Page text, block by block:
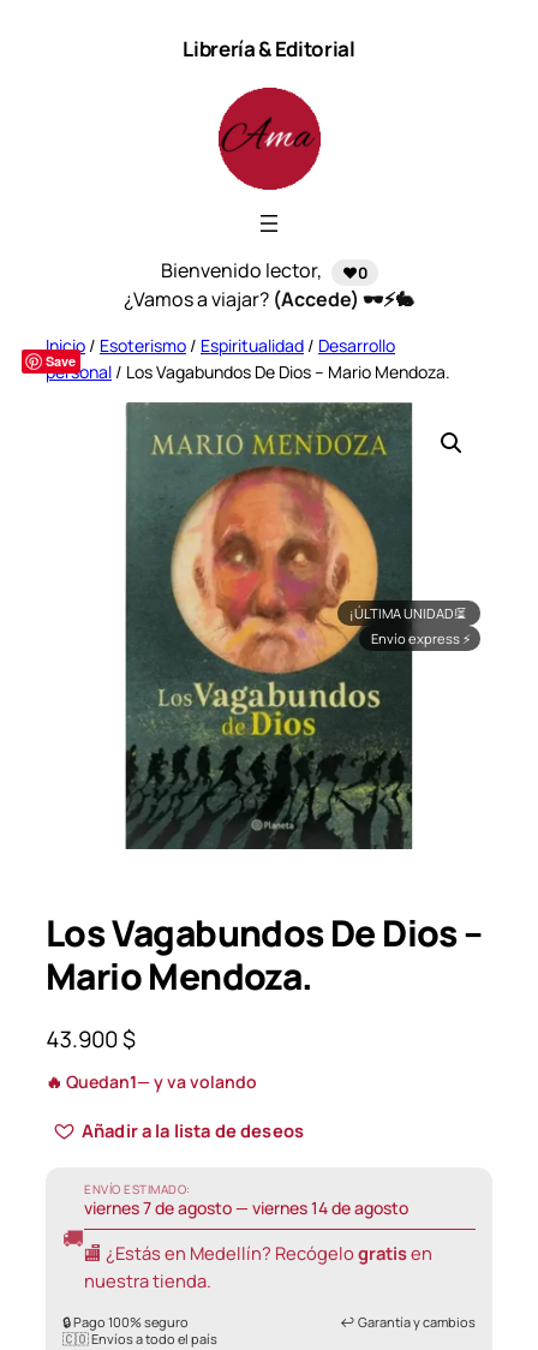
Librería & Editorial
Bienvenido lector, ❤️0
¿Vamos a viajar? (Accede) 🕶️⚡🐇
Save
Inicio / Esoterismo / Espiritualidad / Desarrollo
personal / Los Vagabundos De Dios – Mario Mendoza.
¡ÚLTIMA UNIDAD!⏳
Envío express ⚡
Los Vagabundos De Dios –
Mario Mendoza.
43.900$
🔥 Quedan1— y va volando
Añadir a la lista de deseos
🚚
ENVÍO ESTIMADO:
viernes 7 de agosto — viernes 14 de agosto
🏬 ¿Estás en Medellín? Recógelo gratisen
nuestra tienda.
🔒 Pago 100% seguro
↩️ Garantía y cambios
🇨🇴 Envíos a todo el país